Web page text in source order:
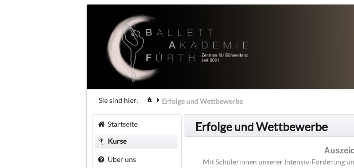
Sie sind hier: Erfolge und Wettbewerbe
Startseite
Kurse
Über uns
Erfolge und Wettbewerbe
Mit Schülerinnen unserer Intensiv-Förderung